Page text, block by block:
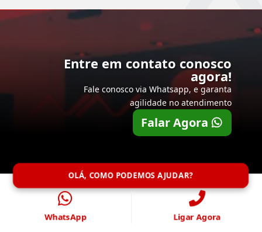
Entre em contato conosco
agora!
Fale conosco via Whatsapp, e garanta
agilidade no atendimento
Falar Agora
OLÁ, COMO PODEMOS AJUDAR?
WhatsApp Ligar Agora